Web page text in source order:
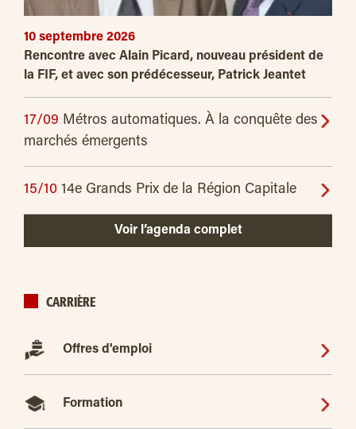
10 septembre 2026
Rencontre avec Alain Picard, nouveau président de
la FIF, et avec son prédécesseur, Patrick Jeantet
17/09 Métros automatiques. À la conquête des
marchés émergents
15/10 14e Grands Prix de la Région Capitale
Voir l’agenda complet
CARRIÈRE
Offres d'emploi
Formation